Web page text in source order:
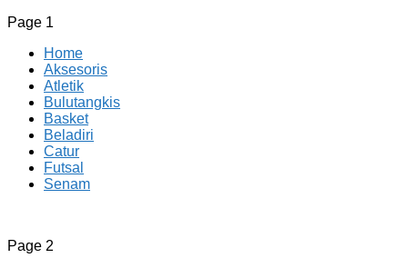
Page 1
Home
Aksesoris
Atletik
Bulutangkis
Basket
Beladiri
Catur
Futsal
Senam
CV JAYA BERSAMA Co Id
Menyediakan Semua Perlengkapan Olahraga Yang
Page 2